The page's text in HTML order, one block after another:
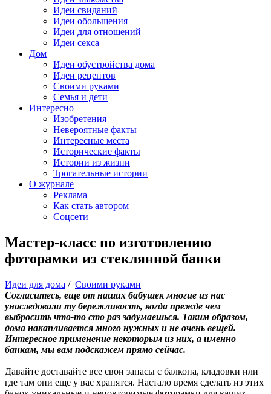
Идеи свиданий
Идеи обольщения
Идеи для отношений
Идеи секса
Дом
Идеи обустройства дома
Идеи рецептов
Своими руками
Семья и дети
Интересно
Изобретения
Невероятные факты
Интересные места
Исторические факты
Истории из жизни
Трогательные истории
О журнале
Реклама
Как стать автором
Соцсети
Мастер-класс по изготовлению
фоторамки из стеклянной банки
Идеи для дома / Своими руками
Согласитесь, еще от наших бабушек многие из нас
унаследовали ту бережливость, когда прежде чем
выбросить что-то сто раз задумаешься. Таким образом,
дома накапливается много нужных и не очень вещей.
Интересное применение некоторым из них, а именно
банкам, мы вам подскажем прямо сейчас.
Давайте доставайте все свои запасы с балкона, кладовки или
где там они еще у вас хранятся. Настало время сделать из этих